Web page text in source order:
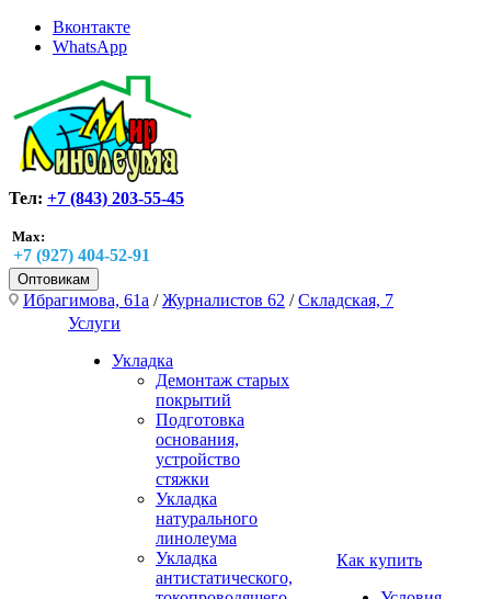
Вконтакте
WhatsApp
Тел: +7 (843) 203-55-45
Max:
+7 (927) 404-52-91
Оптовикам
Ибрагимова, 61а /Журналистов 62 /Складская, 7
Услуги
Укладка
Демонтаж старых
покрытий
Подготовка
основания,
устройство
стяжки
Укладка
натурального
линолеума
Укладка
антистатического,
Как купить